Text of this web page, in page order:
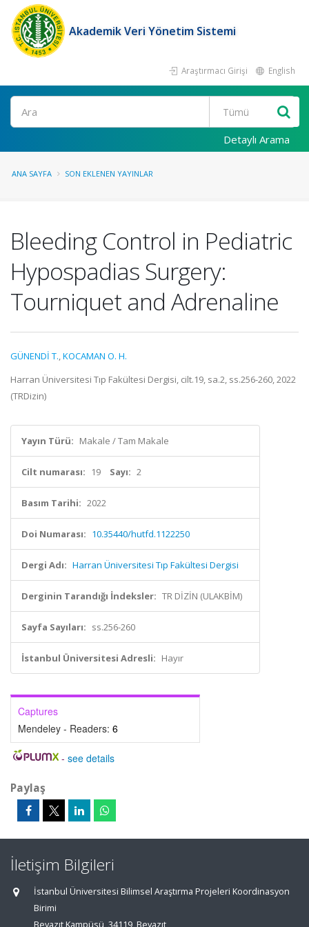
Akademik Veri Yönetim Sistemi
Araştırmacı Girişi English
Ara
Detaylı Arama
ANA SAYFA SON EKLENEN YAYINLAR
Bleeding Control in Pediatric
Hypospadias Surgery:
Tourniquet and Adrenaline
GÜNENDİ T.,KOCAMAN O. H.
Harran Üniversitesi Tıp Fakültesi Dergisi, cilt.19, sa.2, ss.256-260, 2022
(TRDizin)
Yayın Türü: Makale / Tam Makale
Cilt numarası: 19 Sayı: 2
Basım Tarihi: 2022
Doi Numarası: 10.35440/hutfd.1122250
Dergi Adı: Harran Üniversitesi Tıp Fakültesi Dergisi
Derginin Tarandığı İndeksler: TR DİZİN (ULAKBİM)
Sayfa Sayıları: ss.256-260
İstanbul Üniversitesi Adresli: Hayır
Captures
Mendeley - Readers: 6
- see details
Paylaş
İletişim Bilgileri
İstanbul Üniversitesi Bilimsel Araştırma Projeleri Koordinasyon
Birimi
Beyazıt Kampüsü, 34119, Beyazıt